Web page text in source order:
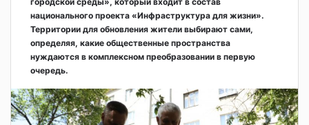
национального проекта «Инфраструктура для жизни».
Территории для обновления жители выбирают сами,
определяя, какие общественные пространства
нуждаются в комплексном преобразовании в первую
очередь.